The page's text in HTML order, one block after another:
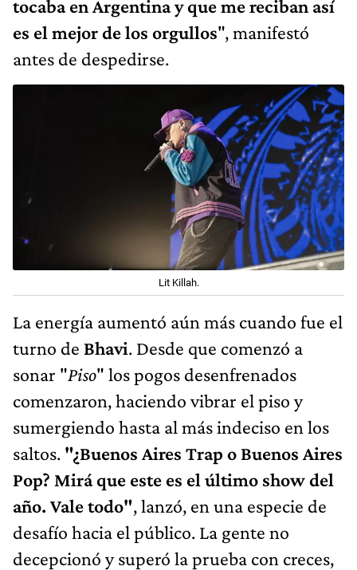
tocaba en Argentina y que me reciban así
es el mejor de los orgullos", manifestó
antes de despedirse.
Lit Killah.
La energía aumentó aún más cuando fue el
turno de Bhavi. Desde que comenzó a
sonar "Piso" los pogos desenfrenados
comenzaron, haciendo vibrar el piso y
sumergiendo hasta al más indeciso en los
saltos. "¿Buenos Aires Trap o Buenos Aires
Pop? Mirá que este es el último show del
año. Vale todo", lanzó, en una especie de
desafío hacia el público. La gente no
decepcionó y superó la prueba con creces,